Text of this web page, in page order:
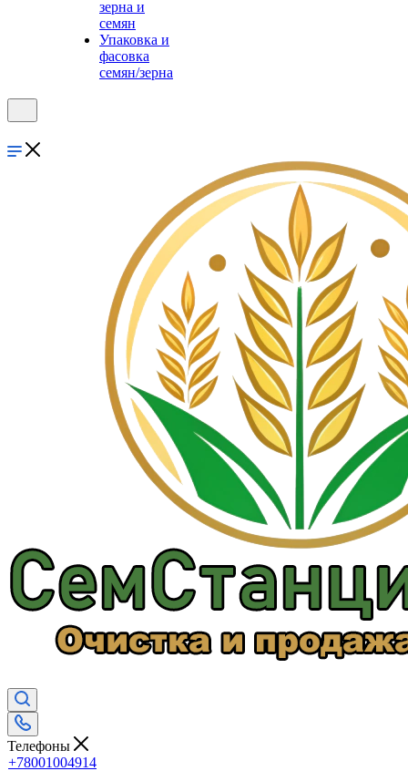
зерна и
семян
Упаковка и
фасовка
семян/зерна
Телефоны
+78001004914